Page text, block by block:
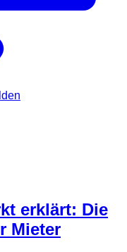
erklärt: Die
Mieter